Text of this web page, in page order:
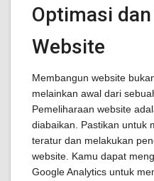
Optimasi
Website
Membangun website
melainkan awal dari
Pemeliharaan website
diabaikan. Pastikan untuk
teratur dan melakukan
website. Kamu dapat
Google Analytics untuk